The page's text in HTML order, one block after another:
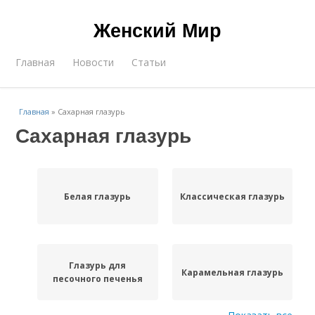
Женский Мир
Главная Новости Статьи
Главная » Сахарная глазурь
Сахарная глазурь
Белая глазурь Классическая глазурь
Глазурь для
песочного печенья
Карамельная глазурь